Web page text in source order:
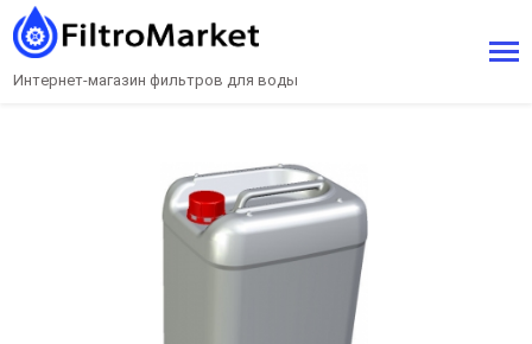
Интернет-магазин фильтров для воды